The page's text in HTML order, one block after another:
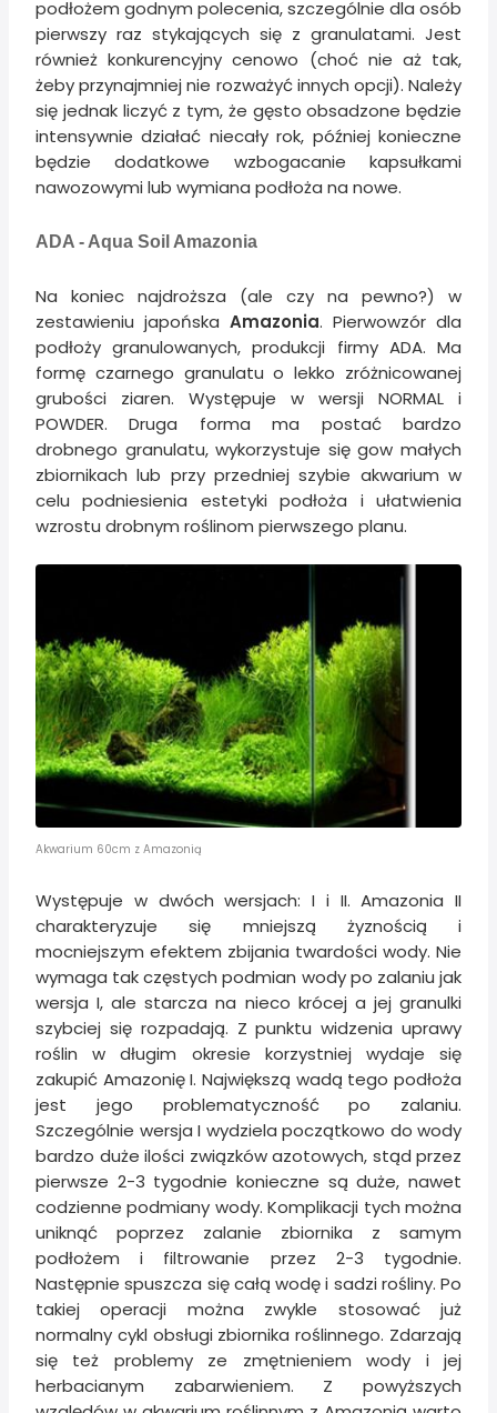
podłożem godnym polecenia, szczególnie dla osób
pierwszy raz stykających się z granulatami. Jest
również konkurencyjny cenowo (choć nie aż tak,
żeby przynajmniej nie rozważyć innych opcji). Należy
się jednak liczyć z tym, że gęsto obsadzone będzie
intensywnie działać niecały rok, później konieczne
będzie dodatkowe wzbogacanie kapsułkami
nawozowymi lub wymiana podłoża na nowe.
ADA - Aqua Soil Amazonia
Na koniec najdroższa (ale czy na pewno?) w
zestawieniu japońska Amazonia. Pierwowzór dla
podłoży granulowanych, produkcji firmy ADA. Ma
formę czarnego granulatu o lekko zróżnicowanej
grubości ziaren. Występuje w wersji NORMAL i
POWDER. Druga forma ma postać bardzo
drobnego granulatu, wykorzystuje się gow małych
zbiornikach lub przy przedniej szybie akwarium w
celu podniesienia estetyki podłoża i ułatwienia
wzrostu drobnym roślinom pierwszego planu.
Akwarium 60cm z Amazonią
Występuje w dwóch wersjach: I i II. Amazonia II
charakteryzuje się mniejszą żyznością i
mocniejszym efektem zbijania twardości wody. Nie
wymaga tak częstych podmian wody po zalaniu jak
wersja I, ale starcza na nieco krócej a jej granulki
szybciej się rozpadają. Z punktu widzenia uprawy
roślin w długim okresie korzystniej wydaje się
zakupić Amazonię I. Największą wadą tego podłoża
jest jego problematyczność po zalaniu.
Szczególnie wersja I wydziela początkowo do wody
bardzo duże ilości związków azotowych, stąd przez
pierwsze 2-3 tygodnie konieczne są duże, nawet
codzienne podmiany wody. Komplikacji tych można
uniknąć poprzez zalanie zbiornika z samym
podłożem i filtrowanie przez 2-3 tygodnie.
Następnie spuszcza się całą wodę i sadzi rośliny. Po
takiej operacji można zwykle stosować już
normalny cykl obsługi zbiornika roślinnego. Zdarzają
się też problemy ze zmętnieniem wody i jej
herbacianym zabarwieniem. Z powyższych